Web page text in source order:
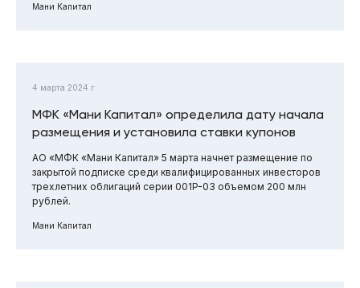
Мани Капитал
4 марта 2024 г.
МФК «Мани Капитал» определила дату начала
размещения и установила ставки купонов
АО «МФК «Мани Капитал» 5 марта начнет размещение по
закрытой подписке среди квалифицированных инвесторов
трехлетних облигаций серии 001P-03 объемом 200 млн
рублей.
Мани Капитал